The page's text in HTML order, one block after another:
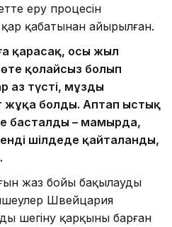
еру процесін
қабатынан айырылған.
қарасақ, осы жыл
қолайсыз болып
аз түсті, мұзды
жұқа болды. Аптап ыстық
басталды – мамырда,
шілдеде қайталанды,
жаз бойы бақылауды
Швейцария
шегіну қарқыны барған